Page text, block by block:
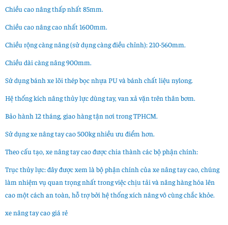
Chiều cao nâng thấp nhất 85mm.
Chiều cao nâng cao nhất 1600mm.
Chiều rộng càng nâng (sử dụng càng điều chỉnh): 210-560mm.
Chiều dài càng nâng 900mm.
Sử dụng bánh xe lõi thép bọc nhựa PU và bánh chất liệu nylong.
Hệ thống kích nâng thủy lực dùng tay, van xả vặn trên thân bơm.
Bảo hành 12 tháng, giao hàng tận nơi trong TPHCM.
Sử dụng xe nâng tay cao 500kg nhiều ưu điểm hơn.
Theo cấu tạo, xe nâng tay cao được chia thành các bộ phận chính:
Trục thủy lực: đây được xem là bộ phận chính của xe nâng tay cao, chúng
làm nhiệm vụ quan trọng nhất trong việc chịu tải và nâng hàng hóa lên
cao một cách an toàn, hỗ trợ bởi hệ thống xích nâng vô cùng chắc khỏe.
xe nâng tay cao giá rẻ